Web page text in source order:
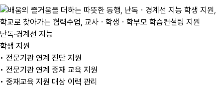
난독·경계선 지능
학생 지원
• 전문기관 연계 진단 지원
• 전문기관 연계 중재 교육 지원
• 중재교육 지원 대상 이력 관리